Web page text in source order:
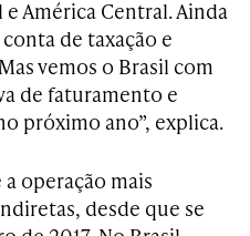
América Central. Ainda
de taxação e
vemos o Brasil com
de faturamento e
próximo ano”, explica.
operação mais
desde que se